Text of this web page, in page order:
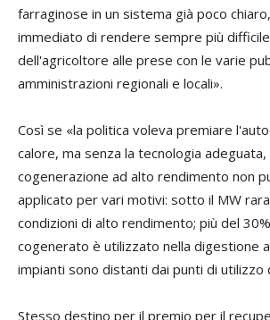
farraginose in un sistema già poco
immediato di rendere sempre più
dell'agricoltore alle prese con le varie
amministrazioni regionali e locali».
Così se «la politica voleva premiare
calore, ma senza la tecnologia
cogenerazione ad alto rendimento non
applicato per vari motivi: sotto il MW
condizioni di alto rendimento; più del
cogenerato è utilizzato nella digestione
impianti sono distanti dai punti di utilizzo
Stesso destino per il premio per il